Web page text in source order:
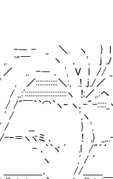
＼. ヽ } l /
､ ', j .ﾉ
､ ', Ｖ l //
＼:, .! .j./／ ｀
ヽ !;／,.:ヘ
-"-:::::_ヽ. ', V
', ! ＼
', l ', ヽ', 現
ヾミ ､ ! ,} _,..-
｀`ヾ ' .l /"´´
ヽ ,' / ´ .l
＿＿､ //＿